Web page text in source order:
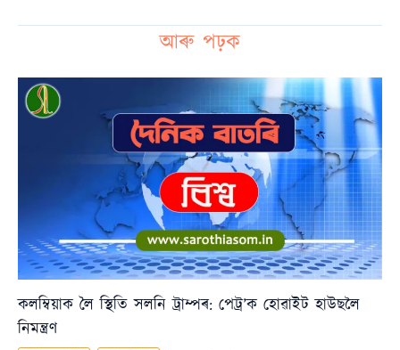
আৰু পঢ়ক
কলম্বিয়াক লৈ স্থিতি সলনি ট্ৰাম্পৰ: পেট্ৰ’ক হোৱাইট হাউছলৈ
নিমন্ত্ৰণ